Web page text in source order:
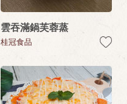
雲吞滿鍋芙蓉蒸
桂冠食品